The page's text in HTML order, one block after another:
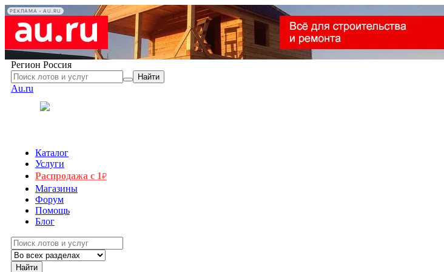
РЕКЛАМА • AU.RU
Регион Россия
Найти
Au.ru
Каталог
Услуги
Распродажа с 1₽
Магазины
Форум
Помощь
Блог
Найти